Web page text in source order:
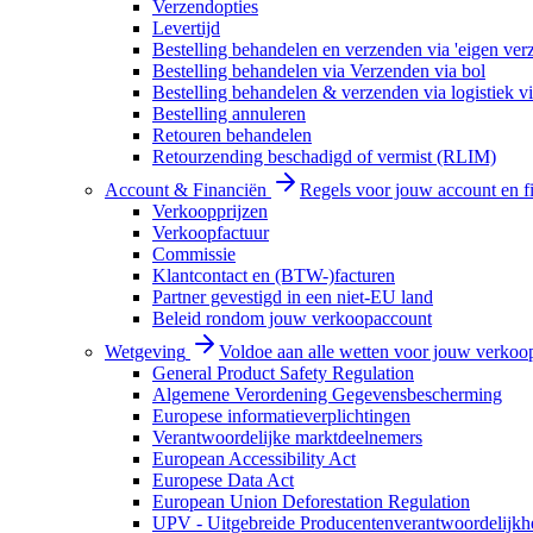
Verzendopties
Levertijd
Bestelling behandelen en verzenden via 'eigen
Bestelling behandelen via Verzenden via bol
Bestelling behandelen & verzenden via logistiek
Bestelling annuleren
Retouren behandelen
Retourzending beschadigd of vermist (RLIM)
Account & Financiën
Regels voor jouw account en
Verkoopprijzen
Verkoopfactuur
Commissie
Klantcontact en (BTW-)facturen
Partner gevestigd in een niet-EU land
Beleid rondom jouw verkoopaccount
Wetgeving
Voldoe aan alle wetten voor jouw
General Product Safety Regulation
Algemene Verordening Gegevensbescherming
Europese informatieverplichtingen
Verantwoordelijke marktdeelnemers
European Accessibility Act
Europese Data Act
European Union Deforestation Regulation
UPV - Uitgebreide